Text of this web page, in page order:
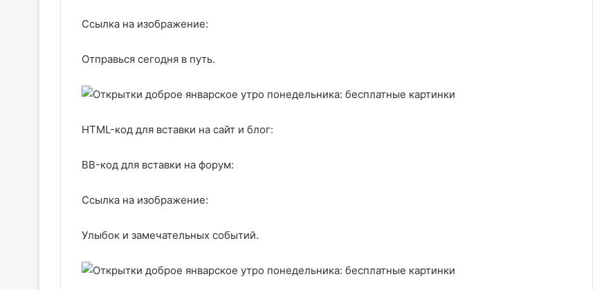
Ссылка на изображение:
Отправься сегодня в путь.
HTML-код для вставки на сайт и блог:
BB-код для вставки на форум:
Ссылка на изображение:
Улыбок и замечательных событий.